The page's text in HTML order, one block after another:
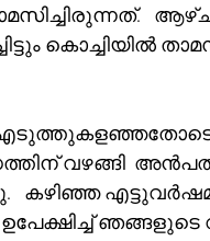
കൊച്ചിയിൽ
വഴങ്ങി
കഴിഞ്ഞ
ഞങ്ങളുടെ